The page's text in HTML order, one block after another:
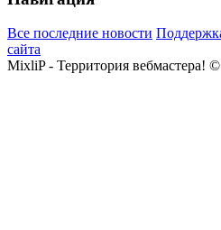
Все последние новости
сайта
MixliP - Территория вебмастера!